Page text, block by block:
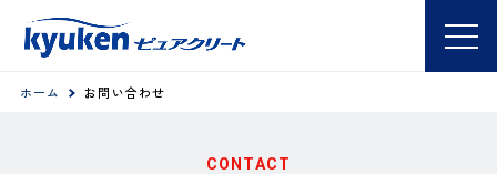
ホーム お問い合わせ
CONTACT